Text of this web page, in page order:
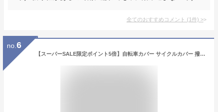
全てのおすすめコメント (1件) >
no. 6
【スーパーSALE限定ポイント5倍】自転車カバー サイクルカバー 撥水 収納袋付き 防水カバー UVカット 飛ばない 盗難防止【翌日配達送料無料】 夏対策